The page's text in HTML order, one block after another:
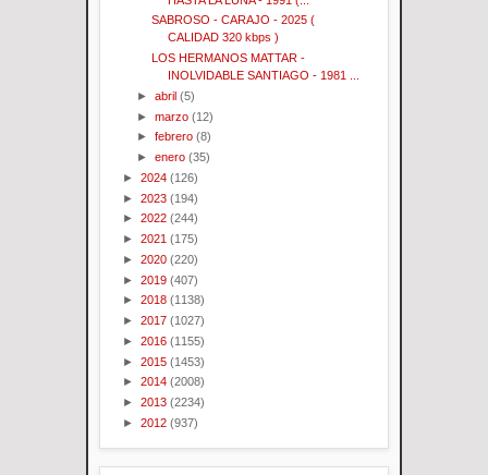
SABROSO - CARAJO - 2025 (
CALIDAD 320 kbps )
LOS HERMANOS MATTAR -
INOLVIDABLE SANTIAGO - 1981 ...
►abril (5)
►marzo (12)
►febrero (8)
►enero (35)
► 2024 (126)
► 2023 (194)
► 2022 (244)
► 2021 (175)
► 2020 (220)
► 2019 (407)
► 2018 (1138)
► 2017 (1027)
► 2016 (1155)
► 2015 (1453)
► 2014 (2008)
► 2013 (2234)
► 2012 (937)